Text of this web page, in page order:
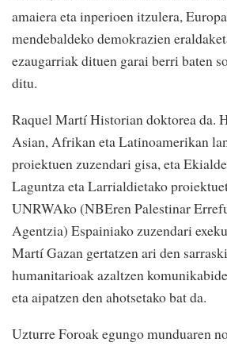
amaiera eta inperioen itzulera,
mendebaldeko demokrazien
ezaugarriak dituen garai berri baten
ditu.
Raquel Martí Historian doktorea da.
Asian, Afrikan eta Latinoamerikan
proiektuen zuzendari gisa, eta
Laguntza eta Larrialdietako
UNRWAko (NBEren Palestinar
Agentzia) Espainiako zuzendari
Martí Gazan gertatzen ari den
humanitarioak azaltzen
eta aipatzen den ahotsetako bat da.
Uzturre Foroak egungo munduaren